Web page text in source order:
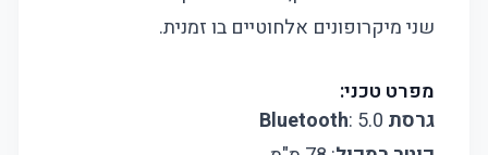
שני מיקרופונים אלחוטיים בו זמנית​.
מפרט טכני:
גרסת Bluetooth : 5.0